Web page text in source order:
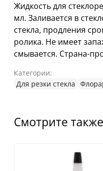
Жидкость для
мл. Заливается в
стекла, продления
ролика. Не имеет
смывается. Страна-
Категории:
Для резки стекла
Смотрите также